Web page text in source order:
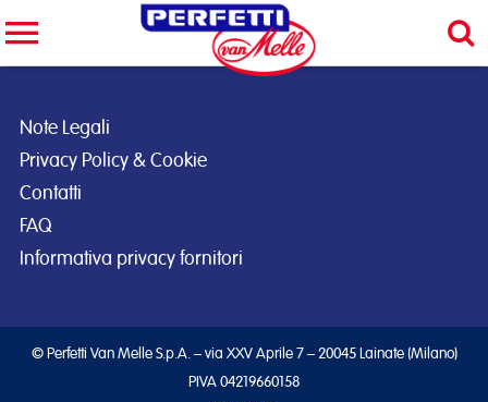
Note Legali
Privacy Policy & Cookie
Contatti
FAQ
Informativa privacy fornitori
© Perfetti Van Melle S.p.A. – via XXV Aprile 7 – 20045 Lainate (Milano)
PIVA 04219660158